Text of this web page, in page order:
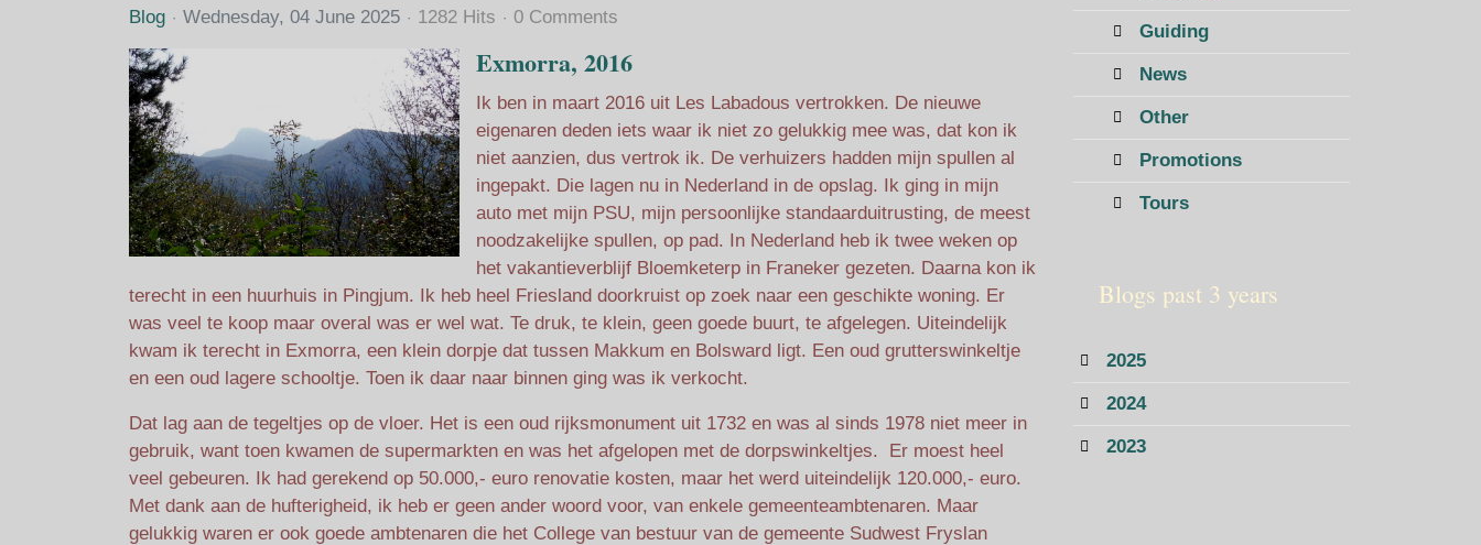
Blog Wednesday, 04 June 2025 1282 Hits 0 Comments
Exmorra, 2016
Ik ben in maart 2016 uit Les Labadous vertrokken. De nieuwe
eigenaren deden iets waar ik niet zo gelukkig mee was, dat kon ik
niet aanzien, dus vertrok ik. De verhuizers hadden mijn spullen al
ingepakt. Die lagen nu in Nederland in de opslag. Ik ging in mijn
auto met mijn PSU, mijn persoonlijke standaarduitrusting, de meest
noodzakelijke spullen, op pad. In Nederland heb ik twee weken op
het vakantieverblijf Bloemketerp in Franeker gezeten. Daarna kon ik
terecht in een huurhuis in Pingjum. Ik heb heel Friesland doorkruist op zoek naar een geschikte woning. Er
was veel te koop maar overal was er wel wat. Te druk, te klein, geen goede buurt, te afgelegen. Uiteindelijk
kwam ik terecht in Exmorra, een klein dorpje dat tussen Makkum en Bolsward ligt. Een oud grutterswinkeltje
en een oud lagere schooltje. Toen ik daar naar binnen ging was ik verkocht.
Dat lag aan de tegeltjes op de vloer. Het is een oud rijksmonument uit 1732 en was al sinds 1978 niet meer in
gebruik, want toen kwamen de supermarkten en was het afgelopen met de dorpswinkeltjes. Er moest heel
veel gebeuren. Ik had gerekend op 50.000,- euro renovatie kosten, maar het werd uiteindelijk 120.000,- euro.
Met dank aan de hufterigheid, ik heb er geen ander woord voor, van enkele gemeenteambtenaren. Maar
gelukkig waren er ook goede ambtenaren die het College van bestuur van de gemeente Sudwest Fryslan
Guiding
News
Other
Promotions
Tours
Blogs past 3 years
2025
2024
2023